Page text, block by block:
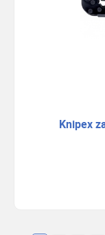
Knipex